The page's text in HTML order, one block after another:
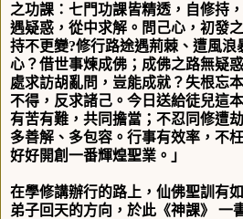
之功課：七門功課皆精透，自修持
遇疑惑，從中求解。問己心，初發
持不更變?修行路途遇荊棘、遭風浪
心？借世事煉成佛；成佛之路無疑
處求訪胡亂問，豈能成就？失根忘
不得，反求諸己。今日送給徒兒這
有苦有難，共同擔當；不忍同修遭
多善解、多包容。行事有效率，不
好好開創一番輝煌聖業。」
在學修講辦行的路上，仙佛聖訓有
弟子回天的方向，於此《神課》 一